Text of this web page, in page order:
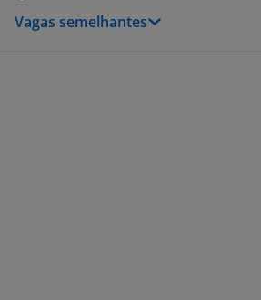
Vagas semelhantes